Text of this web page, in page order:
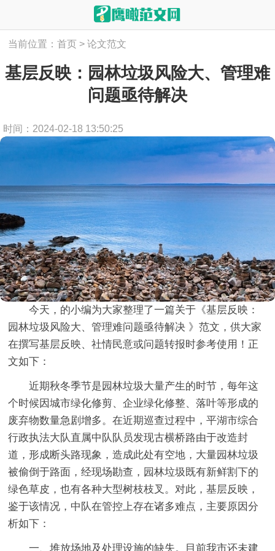
当前位置：首页 > 论文范文
基层反映：园林垃圾风险大、管理难
问题亟待解决
时间：2024-02-18 13:50:25
今天，的小编为大家整理了一篇关于《基层反映：
园林垃圾风险大、管理难问题亟待解决 》范文，供大家
在撰写基层反映、社情民意或问题转报时参考使用！正
文如下：
近期秋冬季节是园林垃圾大量产生的时节，每年这
个时候因城市绿化修剪、企业绿化修整、落叶等形成的
废弃物数量急剧增多。在近期巡查过程中，平湖市综合
行政执法大队直属中队队员发现古横桥路由于改造封
道，形成断头路现象，造成此处有空地，大量园林垃圾
被偷倒于路面，经现场勘查，园林垃圾既有新鲜割下的
绿色草皮，也有各种大型树枝枝叉。对此，基层反映，
鉴于该情况，中队在管控上存在诸多难点，主要原因分
析如下：
一、堆放场地及处理设施的缺失。目前我市还未建